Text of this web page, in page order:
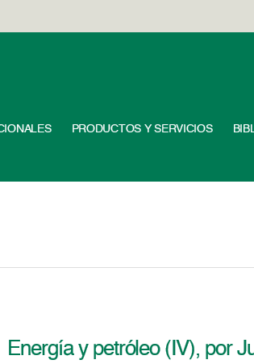
PRODUCTOS Y SERVICIOS
Energía y petróleo (IV), por